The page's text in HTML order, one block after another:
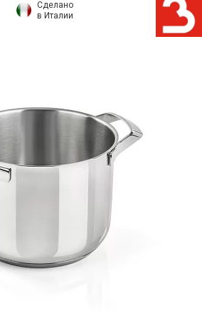
Сделано
в Италии